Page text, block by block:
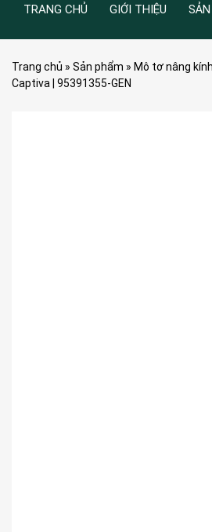
TRANG CHỦ GIỚI THIỆU
Trang chủ » Sản phẩm » Mô tơ nâng
Captiva | 95391355-GEN